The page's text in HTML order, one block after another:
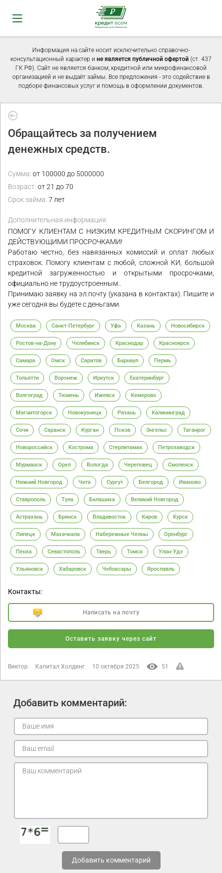
Информация на сайте носит исключительно справочно-
консультационный характер и не является публичной офертой (ст. 437
ГК РФ). Сайт не является банком, кредитной или микрофинансовой
организацией и не выдаёт займы. Все предложения - это содействие в
подборе финансовых услуг и помощь в оформлении документов.
Обращайтесь за получением
денежных средств.
Сумма: от 100000 до 5000000
Возраст: от 21 до 70
Срок займа: 7 лет
Дополнительная информация:
ПОМОГУ КЛИЕНТАМ С НИЗКИМ КРЕДИТНЫМ СКОРИНГОМ И
ДЕЙСТВУЮЩИМИ ПРОСРОЧКАМИ!
Работаю честно, без навязанных комиссий и оплат любых
страховок. Помогу клиентам с любой, сложной КИ, большой
кредитной загруженностью и открытыми просрочками,
официально не трудоустроенным..
Принимаю заявку на эл.почту (указана в контактах). Пишите и
уже сегодня вы будете с деньгами.
Москва Санкт-Петербург Уфа Казань Новосибирск
Ростов-на-Дону Челябинск Краснодар Красноярск
Самара Омск Саратов Барнаул Пермь
Тольятти Воронеж Иркутск Екатеринбург
Волгоград Тюмень Ижевск Кемерово
Магнитогорск Новокузнецк Рязань Калининград
Сочи Саранск Курган Псков Энгельс Таганрог
Новороссийск Кострома Стерлитамак Петрозаводск
Мурманск Орел Вологда Череповец Смоленск
Нижний Новгород Чита Сургут Белгород Иваново
Ставрополь Тула Балашиха Великий Новгород
Астрахань Брянск Владивосток Киров Курск
Липецк Махачкала Набережные Челны Оренбург
Пенза Севастополь Тверь Томск Улан-Удэ
Ульяновск Хабаровск Чебоксары Ярославль
Контакты:
Написать на почту
Оставить заявку через сайт
Виктор Капитал Холдинг 10 октября 2025 51
Добавить комментарий:
Добавить комментарий